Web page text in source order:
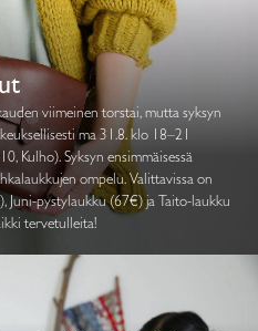
viimeinen torstai, mutta syksyn
ma 31.8. klo 18–21
Kulho). Syksyn ensimmäisessä
ompelu. Valittavissa on
Juni-pystylaukku (67€) ja Taito-laukku
tervetulleita!